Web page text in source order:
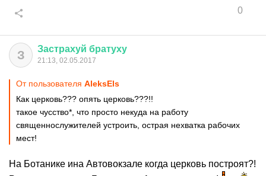
0
З Застрахуй братуху
21:13, 02.05.2017
От пользователя AleksEls
Как церковь??? опять церковь???!!
такое чусство*, что просто некуда на работу
священнослужителей устроить, острая нехватка рабочих
мест!
На Ботанике ина Автовокзале когда церковь построят?!